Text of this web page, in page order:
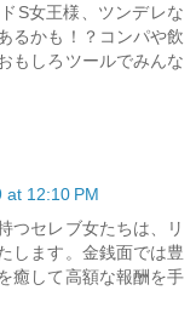
S女王様、ツンデレな
るかも！？コンパや飲
もしろツールでみんな
at 12:10 PM
つセレブ女たちは、リ
します。金銭面では豊
癒して高額な報酬を手